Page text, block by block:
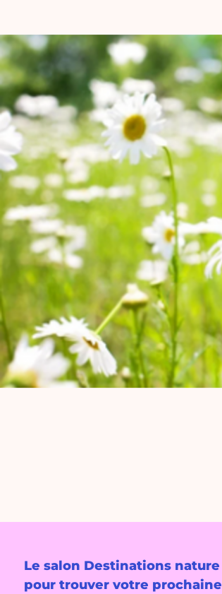
Le salon Destinations nature
pour trouver votre prochaine